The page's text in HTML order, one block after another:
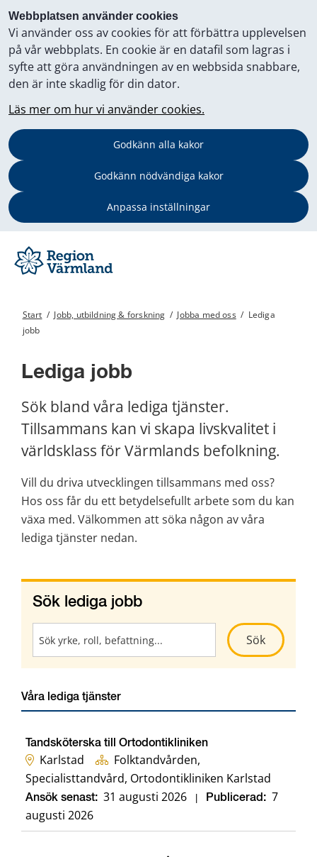
Webbplatsen använder cookies
Vi använder oss av cookies för att förbättra upplevelsen
på vår webbplats. En cookie är en datafil som lagras i
syfte att göra användningen av en webbsida snabbare,
den är inte skadlig för din dator.
Läs mer om hur vi använder cookies.
Godkänn alla kakor
Godkänn nödvändiga kakor
Anpassa inställningar
Start / Jobb, utbildning & forskning / Jobba med oss / Lediga
jobb
Lediga jobb
Sök bland våra lediga tjänster.
Tillsammans kan vi skapa livskvalitet i
världsklass för Värmlands befolkning.
Vill du driva utvecklingen tillsammans med oss?
Hos oss får du ett betydelsefullt arbete som du kan
växa med. Välkommen att söka någon av våra
lediga tjänster nedan.
Sök lediga jobb
SökKör
Våra lediga tjänster
Tandsköterska till Ortodontikliniken
Karlstad
Folktandvården,
Specialisttandvård, Ortodontikliniken Karlstad
Ansök senast: 31 augusti 2026 Publicerad: 7
augusti 2026